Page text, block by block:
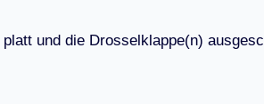
platt und die Drosselklappe(n) ausgesc